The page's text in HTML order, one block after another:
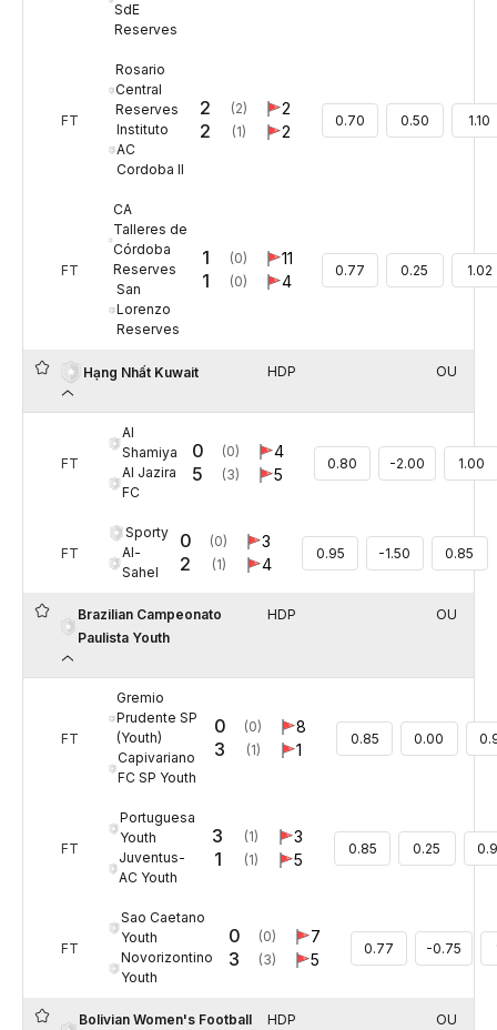
SdE
Reserves
FT
Rosario
Central
Reserves
Instituto
AC
Cordoba II
2
2
(2)
(1)
2
2
0.70 0.50 1.10
FT
CA
Talleres de
Córdoba
Reserves
San
Lorenzo
Reserves
1
1
(0)
(0)
11
4
0.77 0.25 1.02
Hạng Nhất Kuwait HDP OU
FT
Al
Shamiya
Al Jazira
FC
0
5
(0)
(3)
4
5
0.80 -2.00 1.00
FT
Sporty
Al-
Sahel
0
2
(0)
(1)
3
4
0.95 -1.50 0.85
Brazilian Campeonato
Paulista Youth
HDP OU
FT
Gremio
Prudente SP
(Youth)
Capivariano
FC SP Youth
0
3
(0)
(1)
8
1
0.85 0.00
FT
Portuguesa
Youth
Juventus-
AC Youth
3
1
(1)
(1)
3
5
0.85 0.25
FT
Sao Caetano
Youth
Novorizontino
Youth
0
3
(0)
(3)
7
5
0.77 -0.75
Bolivian Women's Football
HDP OU